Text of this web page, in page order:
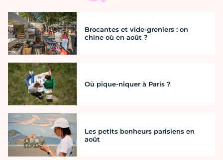
Brocantes et vide-greniers : on
chine où en août ?
Où pique-niquer à Paris ?
Les petits bonheurs parisiens en
août